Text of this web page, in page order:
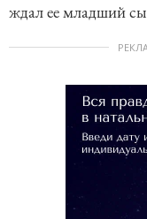
ждал ее младший